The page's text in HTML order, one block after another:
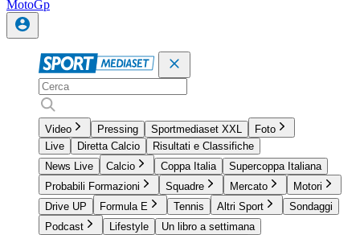
MotoGp
Video Pressing Sportmediaset XXL
Foto
Live
Diretta Calcio
Risultati e Classifiche
News Live
Calcio Coppa Italia
Supercoppa Italiana
Probabili Formazioni
Squadre Mercato
Motori
Drive UP
Formula E Tennis Altri Sport
Sondaggi
Podcast
Lifestyle
Un libro a settimana